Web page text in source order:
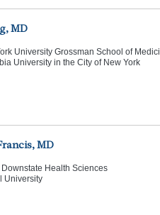
MD
University Grossman School of
University in the City of New York
MD
Health Sciences
University